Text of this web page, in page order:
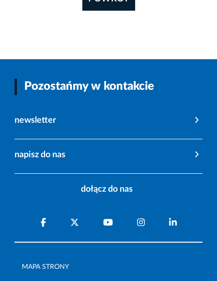
Pozostańmy w kontakcie
newsletter
napisz do nas
dołącz do nas
MAPA STRONY